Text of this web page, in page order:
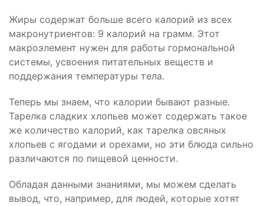
Жиры содержат больше всего калорий из всех
макронутриентов: 9 калорий на грамм. Этот
макроэлемент нужен для работы гормональной
системы, усвоения питательных веществ и
поддержания температуры тела.
Теперь мы знаем, что калории бывают разные.
Тарелка сладких хлопьев может содержать такое
же количество калорий, как тарелка овсяных
хлопьев с ягодами и орехами, но эти блюда сильно
различаются по пищевой ценности.
Обладая данными знаниями, мы можем сделать
вывод, что, например, для людей, которые хотят